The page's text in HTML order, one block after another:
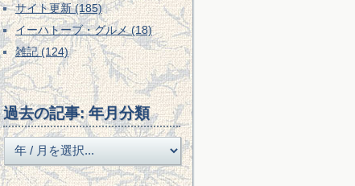
サイト更新 (185)
イーハトーブ・グルメ (18)
雑記 (124)
過去の記事: 年月分類